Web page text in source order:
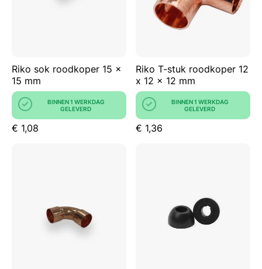
Riko sok roodkoper 15 x
15 mm
BINNEN 1 WERKDAG
GELEVERD
€ 1,08
Riko T-stuk roodkoper 12
x 12 x 12 mm
BINNEN 1 WERKDAG
GELEVERD
€ 1,36